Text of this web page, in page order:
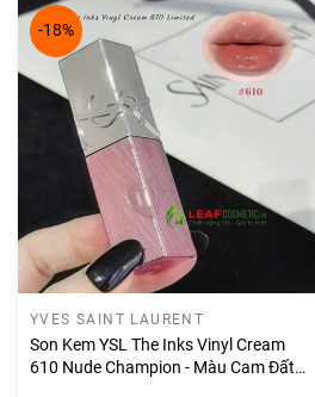
-18%
YVES SAINT LAURENT
Son Kem YSL The Inks Vinyl Cream
610 Nude Champion - Màu Cam Đất